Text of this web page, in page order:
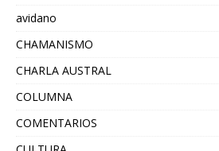
avidano
CHAMANISMO
CHARLA AUSTRAL
COLUMNA
COMENTARIOS